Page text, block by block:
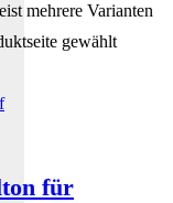
mehrere Varianten
gewählt
für